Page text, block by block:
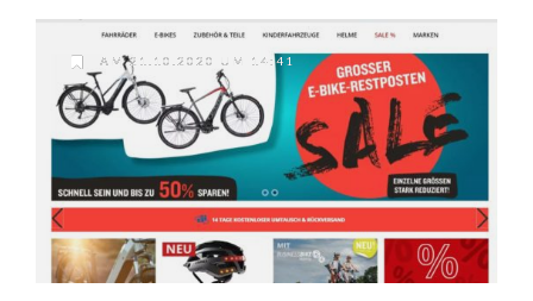
AM 21.10.2020 UM 14:41